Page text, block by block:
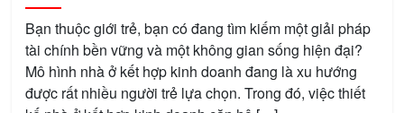
Bạn thuộc giới trẻ, bạn có đang tìm kiếm một giải pháp
tài chính bền vững và một không gian sống hiện đại?
Mô hình nhà ở kết hợp kinh doanh đang là xu hướng
được rất nhiều người trẻ lựa chọn. Trong đó, việc thiết